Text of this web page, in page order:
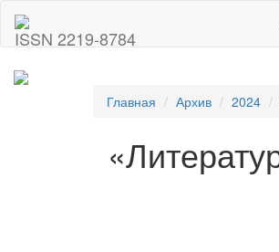
ISSN 2219-8784
Главная Архив 2024